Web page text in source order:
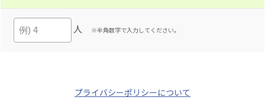
人 ※半角数字で入力してください。
プライバシーポリシーについて